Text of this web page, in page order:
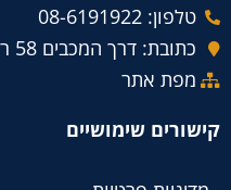
טלפון: 08-6191922
כתובת: דרך המכבים 58 ראשון לציון, 7535998
מפת אתר
קישורים שימושיים